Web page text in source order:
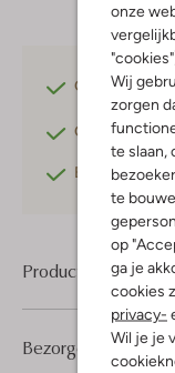
onze
Wij
zorgen
te slaan,
te
op
ga je
cookies
privacy-
Wil je je
Gratis
Gratis
Betaal
Product informatie
Bezorgen &